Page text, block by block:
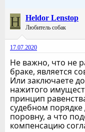
H Heldor Lenstop
Любитель собак
17.07.2020
Не важно, что не
браке, является
Или заключаете
нажитого
принцип
судебном порядке
поровну, а что
компенсацию